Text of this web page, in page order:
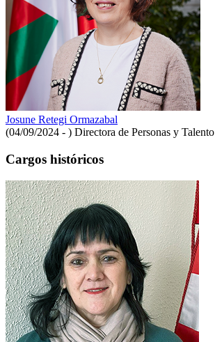
Josune Retegi Ormazabal
(04/09/2024 - ) Directora de Personas y Talento
Cargos históricos